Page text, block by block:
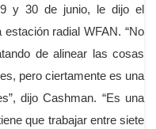
y 30 de junio, le dijo el
radial WFAN. “No
de alinear las cosas
pero ciertamente es una
dijo Cashman. “Es una
que trabajar entre siete